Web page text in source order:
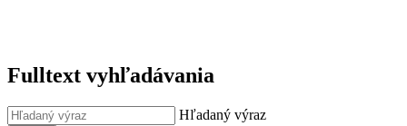
Fulltext vyhľadávania
Hľadaný výraz